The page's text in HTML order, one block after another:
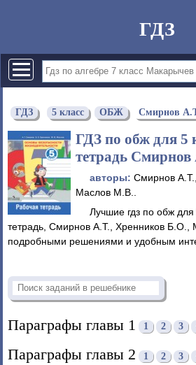
ГДЗ
ГДЗ 5 класс ОБЖ Смирнов
ГДЗ по обж для 5
тетрадь Смирнов
авторы: Смирнов
Маслов М.В..
Лучшие гдз по обж
тетрадь, Смирнов А.Т., Хренников
подробными решениями и удобным
Параграфы главы 1 1 2 3
Параграфы главы 2 1 2 3